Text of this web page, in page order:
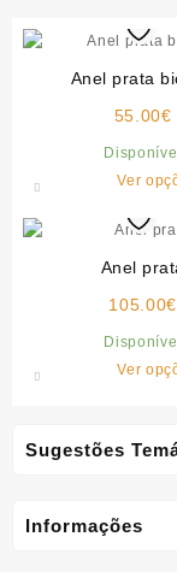
Sugestões
Anel prata
55.00€
Disponível
Ver
Anel
105.00€
Disponível
Ver
Informações